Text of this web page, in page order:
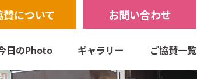
日のPhoto ギャラリー ご協賛一覧
賛について お問い合わせ